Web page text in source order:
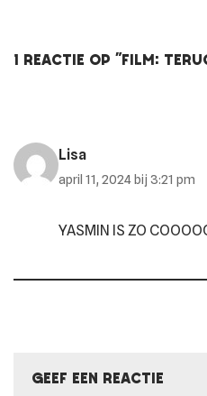
1 reactie op “Film:
Lisa
april 11, 2024 bij 3:21 pm
YASMIN IS ZO
Geef een reactie